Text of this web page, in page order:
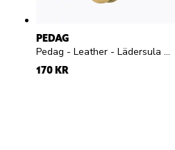
PEDAG
Pedag - Leather - Lädersula med aktivt kol
170 KR